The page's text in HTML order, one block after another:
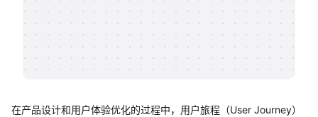
在产品设计和用户体验优化的过程中，用户旅程（User Journey）